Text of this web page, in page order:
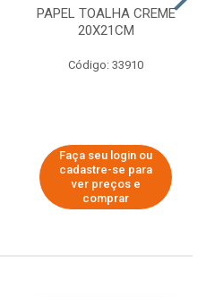
PAPEL TOALHA CREME
20X21CM
Código: 33910
Faça seu login ou
cadastre-se para
ver preços e
comprar